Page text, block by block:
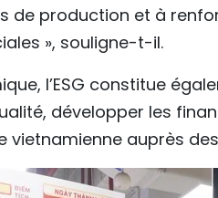
de production et à
», souligne-t-il.
l’ESG constitue
développer les
vietnamienne auprès